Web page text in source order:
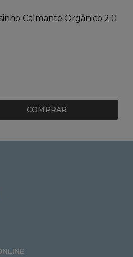
Calmante Orgânico 2.0
COMPRAR